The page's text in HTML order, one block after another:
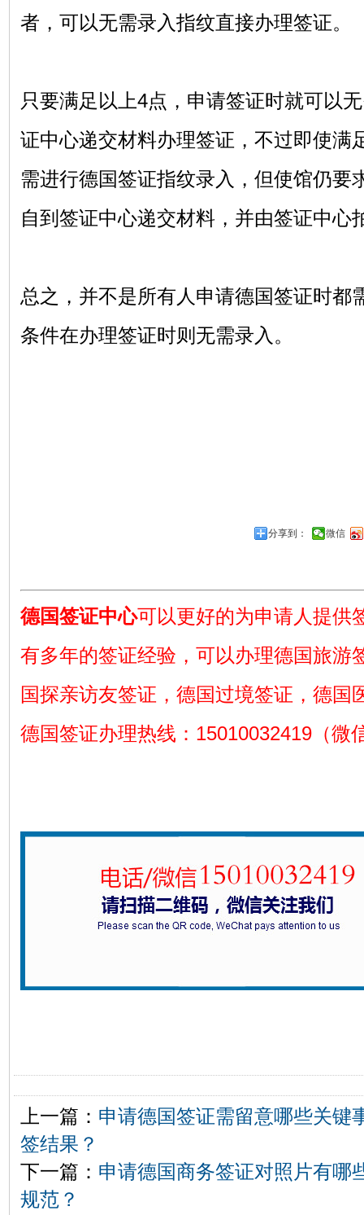
者，可以无需录入指纹直接办理签证。
只要满足以上4点，申请签证时就可以
证中心递交材料办理签证，不过即使满
需进行德国签证指纹录入，但使馆仍要
自到签证中心递交材料，并由签证中心
总之，并不是所有人申请德国签证时都
条件在办理签证时则无需录入。
分享到： 微信
德国签证中心可以更好的为申请人提供
有多年的签证经验，可以办理德国旅游
国探亲访友签证，德国过境签证，德国
德国签证办理热线：15010032419（微
上一篇： 申请德国签证需留意哪些关键
签结果？
下一篇： 申请德国商务签证对照片有哪
规范？